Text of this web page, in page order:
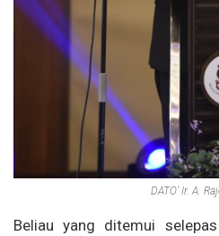
DATO’ Ir. A.
Beliau yang ditemui